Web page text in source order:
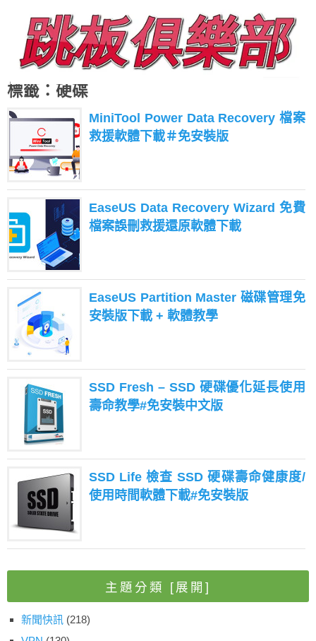
標籤：硬碟
MiniTool Power Data Recovery 檔案
救援軟體下載＃免安裝版
EaseUS Data Recovery Wizard 免費
檔案誤刪救援還原軟體下載
EaseUS Partition Master 磁碟管理免
安裝版下載 + 軟體教學
SSD Fresh – SSD 硬碟優化延長使用
壽命教學#免安裝中文版
SSD Life 檢查 SSD 硬碟壽命健康度/
使用時間軟體下載#免安裝版
主題分類 [展開]
新聞快訊 (218)